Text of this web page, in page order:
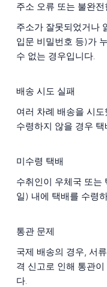
주소 오류 또는 불완전
주소가 잘못되었거나
입문 비밀번호 등)가
수 없는 경우입니다.
배송 시도 실패
여러 차례 배송을 시
수령하지 않을 경우
미수령 택배
수취인이 우체국 또는
일) 내에 택배를 수령
통관 문제
국제 배송의 경우, 서
격 신고로 인해 통관
다.